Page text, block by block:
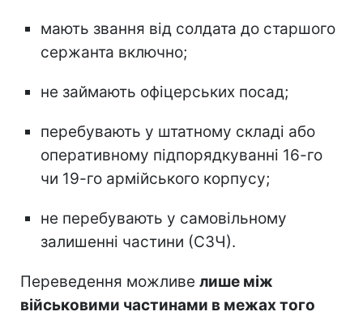
мають звання від солдата до старшого
сержанта включно;
не займають офіцерських посад;
перебувають у штатному складі або
оперативному підпорядкуванні 16-го
чи 19-го армійського корпусу;
не перебувають у самовільному
залишенні частини (СЗЧ).
Переведення можливе лише між
військовими частинами в межах того